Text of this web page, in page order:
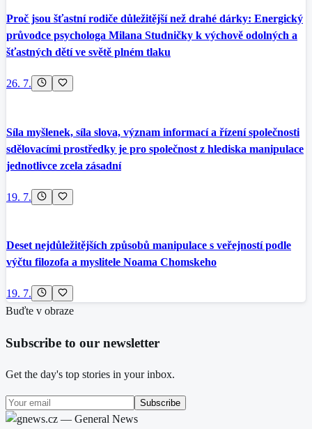
Proč jsou šťastní rodiče důležitější než drahé dárky: Energický
průvodce psychologa Milana Studničky k výchově odolných a
šťastných dětí ve světě plném tlaku
26. 7.
Síla myšlenek, síla slova, význam informací a řízení společnosti
sdělovacími prostředky je pro společnost z hlediska manipulace
jednotlivce zcela zásadní
19. 7.
Deset nejdůležitějších způsobů manipulace s veřejností podle
výčtu filozofa a myslitele Noama Chomskeho
19. 7.
Buďte v obraze
Subscribe to our newsletter
Get the day's top stories in your inbox.
Subscribe